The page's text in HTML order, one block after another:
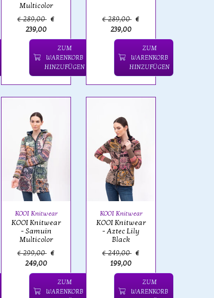
Multicolor
€ 289,00 €
239,00
ZUM
WARENKORB
HINZUFÜGEN
€ 289,00 €
239,00
ZUM
WARENKORB
HINZUFÜGEN
KOOI Knitwear
KOOI Knitwear
- Samuin
Multicolor
€ 299,00 €
249,00
ZUM
WARENKORB
KOOI Knitwear
KOOI Knitwear
- Aztec Lily
Black
€ 249,00 €
199,00
ZUM
WARENKORB